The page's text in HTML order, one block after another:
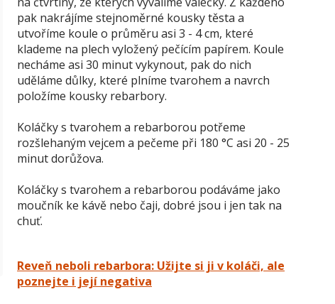
pak nakrájíme stejnoměrné kousky těsta a
utvoříme koule o průměru asi 3 - 4 cm, které
klademe na plech vyložený pečícím papírem. Koule
necháme asi 30 minut vykynout, pak do nich
uděláme důlky, které plníme tvarohem a navrch
položíme kousky rebarbory.
Koláčky s tvarohem a rebarborou potřeme
rozšlehaným vejcem a pečeme při 180 °C asi 20 - 25
minut dorůžova.
Koláčky s tvarohem a rebarborou podáváme jako
moučník ke kávě nebo čaji, dobré jsou i jen tak na
chuť.
Reveň neboli rebarbora: Užijte si ji v koláči, ale
poznejte i její negativa